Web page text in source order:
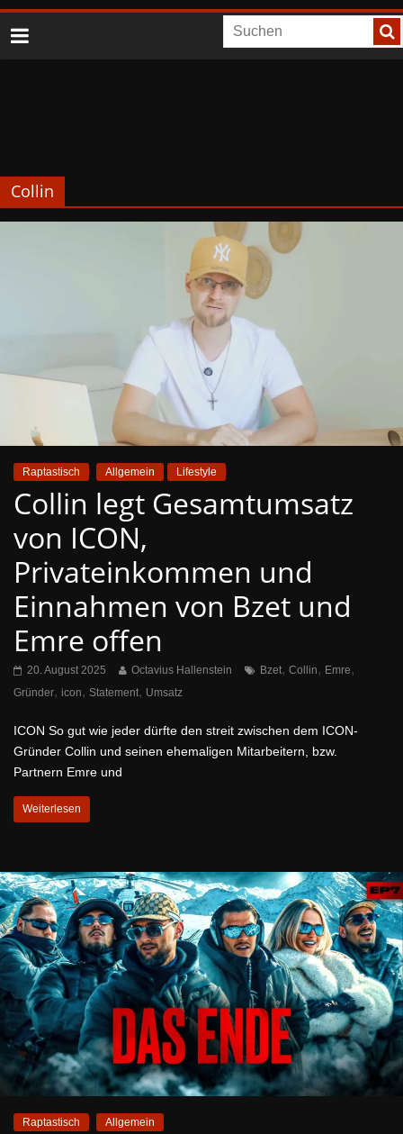
Collin
Raptastisch Allgemein Lifestyle
Collin legt Gesamtumsatz
von ICON,
Privateinkommen und
Einnahmen von Bzet und
Emre offen
20. August 2025 Octavius Hallenstein Bzet, Collin, Emre,
Gründer, icon, Statement, Umsatz
ICON So gut wie jeder dürfte den streit zwischen dem ICON-
Gründer Collin und seinen ehemaligen Mitarbeitern, bzw.
Partnern Emre und
Weiterlesen
Raptastisch Allgemein